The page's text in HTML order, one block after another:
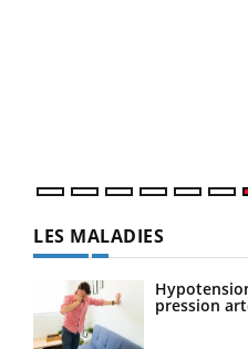
LES MALADIES
pression